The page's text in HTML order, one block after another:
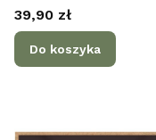
Cena
39,90 zł
Do koszyka